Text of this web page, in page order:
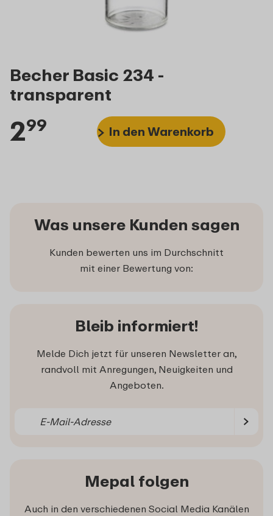
Becher Basic 234 -
transparent
299 In den Warenkorb
Was unsere Kunden sagen
Kunden bewerten uns im Durchschnitt
mit einer Bewertung von:
Bleib informiert!
Melde Dich jetzt für unseren Newsletter an,
randvoll mit Anregungen, Neuigkeiten und
Angeboten.
Mepal folgen
Auch in den verschiedenen Social Media Kanälen